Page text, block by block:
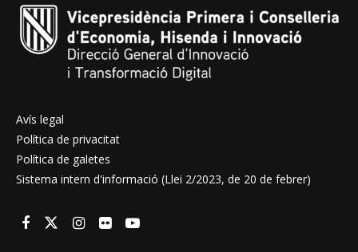
Avís legal
Política de privacitat
Política de galetes
Sistema intern d'informació (Llei 2/2023, de 20 de febrer)